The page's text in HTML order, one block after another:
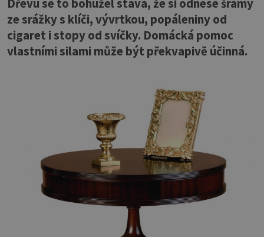
Dřevu se to bohužel stává, že si odnese šrámy
ze srážky s klíči, vývrtkou, popáleniny od
cigaret i stopy od svíčky. Domácká pomoc
vlastními silami může být překvapivě účinná.